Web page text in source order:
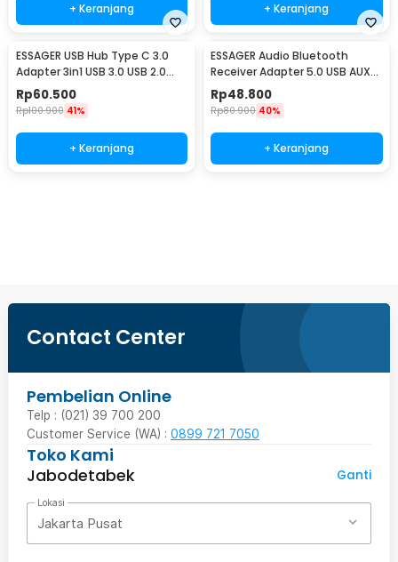
Panjang Kabel 1 Meter
Kabel sepanjang 1 meter dapat memudahkan Anda saat
membutuhkan USB port tambahan. Anda tidak perlu takut dengan
ini memiliki panjang yang cukup.
+ Keranjang + Keranjang
ESSAGER USB Hub Type C 3.0
Adapter 3in1 USB 3.0 USB 2.0
5Gbps - EHBC03-FY0G-P
Rp60.500
Rp100.900 41%
+ Keranjang
ESSAGER Audio Bluetooth
Receiver Adapter 5.0 USB AUX
Spring Wire - EB01
Rp48.800
Rp80.900 40%
+ Keranjang
Contact Center
Pembelian Online
Telp : (021) 39 700 200
Customer Service (WA) : 0899 721 7050
Toko Kami
Jabodetabek
Ganti
Lokasi
Jakarta Pusat